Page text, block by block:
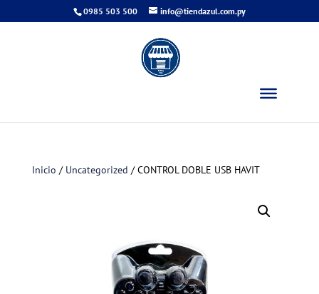
0985 503 500 info@tiendazul.com.py
Inicio / Uncategorized / CONTROL DOBLE USB HAVIT